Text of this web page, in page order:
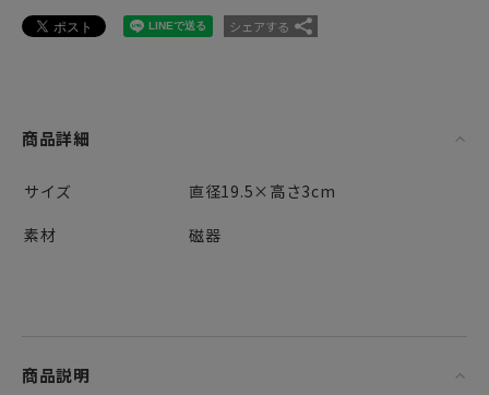
シェアする
商品詳細
サイズ
直径19.5×高さ3cm
素材
磁器
商品説明